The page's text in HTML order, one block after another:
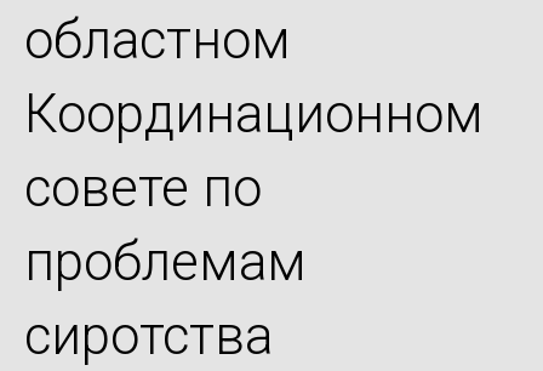
областном
Координационном
совете по
проблемам
сиротства